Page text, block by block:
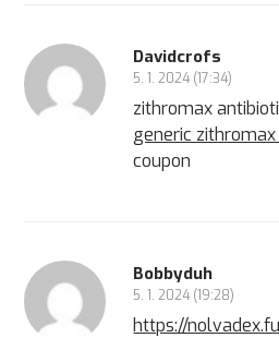
Davidcrofs
5. 1. 2024 (17:34)
zithromax
generic zithromax
coupon
Bobbyduh
5. 1. 2024 (19:28)
https://